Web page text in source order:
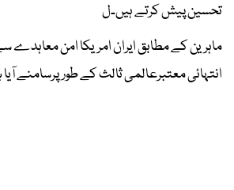
تحسین پیش کرتے ہیں۔ل
ماہرین کے مطابق ایران امریکا امن معاہدے
انتہائی معتبرعالمی ثالث کے طورپرسامنے